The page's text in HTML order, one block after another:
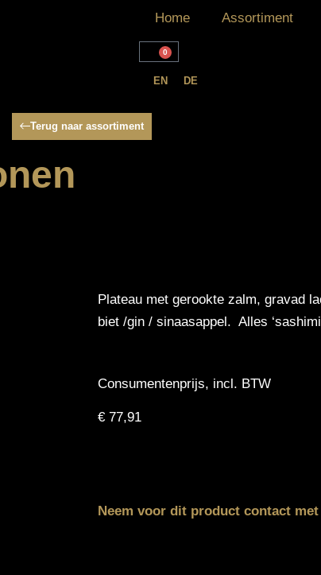
Home Assortiment
0
EN DE
Terug naar assortiment
Plateau met gerookte zalm, gravad
biet /gin / sinaasappel. Alles
Consumentenprijs, incl. BTW
€ 77,91
Neem voor dit product contact